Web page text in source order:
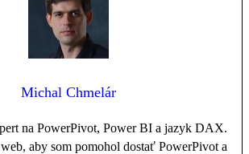
Michal Chmelár
na PowerPivot, Power BI a jazyk DAX.
aby som pomohol dostať PowerPivot a